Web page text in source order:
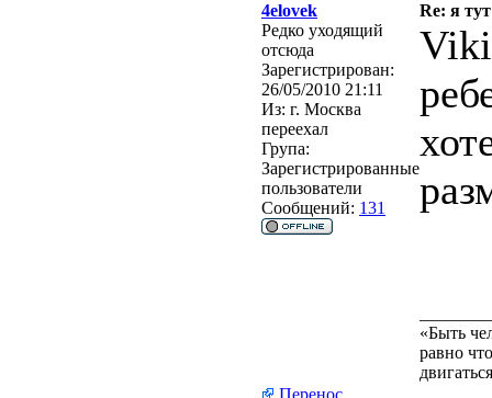
4elovek
Re: я
Редко уходящий
отсюда
Зарегистрирован:
26/05/2010 21:11
Из: г. Москва
переехал
Група:
Зарегистрированные
пользователи
Сообщений: 131
«Быть
равно
Перенос